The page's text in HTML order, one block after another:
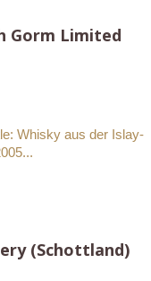
Gorm Limited
Whisky aus der Islay-
(Schottland)